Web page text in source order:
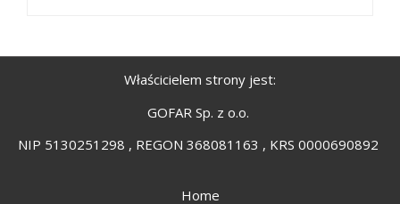
Właścicielem strony jest:
GOFAR Sp. z o.o.
NIP 5130251298 , REGON 368081163 , KRS 0000690892
Home